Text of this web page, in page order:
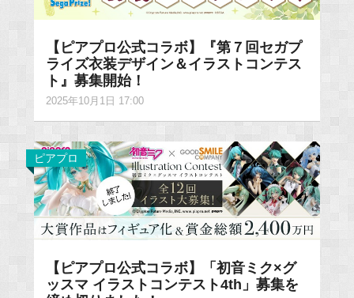
【ピアプロ公式コラボ】『第７回セガプ
ライズ衣装デザイン＆イラストコンテス
ト』募集開始！
2025年10月1日 17:00
ピアプロ
【ピアプロ公式コラボ】「初音ミク×グ
ッスマ イラストコンテスト4th」募集を